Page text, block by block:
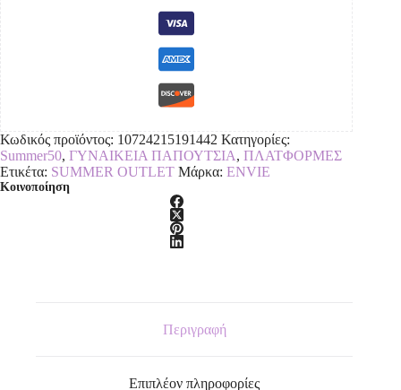
Κωδικός προϊόντος: 10724215191442 Κατηγορίες:
Summer50, ΓΥΝΑΙΚΕΙΑ ΠΑΠΟΥΤΣΙΑ, ΠΛΑΤΦΟΡΜΕΣ
Ετικέτα: SUMMER OUTLET Μάρκα: ENVIE
Κοινοποίηση
Περιγραφή
Επιπλέον πληροφορίες